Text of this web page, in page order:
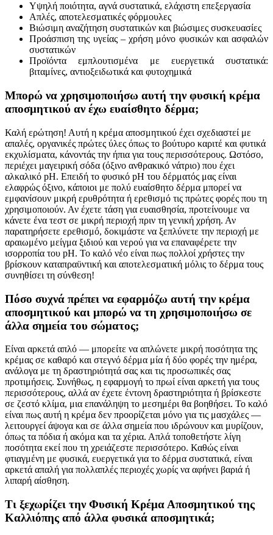
Υψηλή ποιότητα, αγνά συστατικά, ελάχιστη επεξεργασία
Απλές, αποτελεσματικές φόρμουλες
Βιώσιμη αναζήτηση συστατικών και βιώσιμες συσκευασίες
Προάσπιση της υγείας – χρήση μόνο φυσικών και ασφαλών
συστατικών
Προϊόντα εμπλουτισμένα με ευεργετικά συστατικά:
βιταμίνες, αντιοξειδωτικά και φυτοχημικά
Μπορώ να χρησιμοποιήσω αυτή την φυσική κρέμα
αποσμητικού αν έχω ευαίσθητο δέρμα;
Καλή ερώτηση! Αυτή η κρέμα αποσμητικού έχει σχεδιαστεί με
απαλές, οργανικές πρώτες ύλες όπως το βούτυρο καριτέ και φυτικά
εκχυλίσματα, κάνοντάς την ήπια για τους περισσότερους. Ωστόσο,
περιέχει μαγειρική σόδα (όξινο ανθρακικό νάτριο) που έχει
αλκαλικό pH. Επειδή το φυσικό pH του δέρματός μας είναι
ελαφρώς όξινο, κάποιοι με πολύ ευαίσθητο δέρμα μπορεί να
εμφανίσουν μικρή ερυθρότητα ή ερεθισμό τις πρώτες φορές που τη
χρησιμοποιούν. Αν έχετε τάση για ευαισθησία, προτείνουμε να
κάνετε ένα τεστ σε μικρή περιοχή πριν τη γενική χρήση. Αν
παρατηρήσετε ερεθισμό, δοκιμάστε να ξεπλύνετε την περιοχή με
αραιωμένο μείγμα ξιδιού και νερού για να επαναφέρετε την
ισορροπία του pH. Το καλό νέο είναι πως πολλοί χρήστες την
βρίσκουν καταπραϋντική και αποτελεσματική μόλις το δέρμα τους
συνηθίσει τη σύνθεση!
Πόσο συχνά πρέπει να εφαρμόζω αυτή την κρέμα
αποσμητικού και μπορώ να τη χρησιμοποιήσω σε
άλλα σημεία του σώματος;
Είναι αρκετά απλό — μπορείτε να απλώνετε μικρή ποσότητα της
κρέμας σε καθαρό και στεγνό δέρμα μία ή δύο φορές την ημέρα,
ανάλογα με τη δραστηριότητά σας και τις προσωπικές σας
προτιμήσεις. Συνήθως, η εφαρμογή το πρωί είναι αρκετή για τους
περισσότερους, αλλά αν έχετε έντονη δραστηριότητα ή βρίσκεστε
σε ζεστό κλίμα, μια επανάληψη το μεσημέρι θα βοηθήσει. Το καλό
είναι πως αυτή η κρέμα δεν προορίζεται μόνο για τις μασχάλες —
λειτουργεί άψογα και σε άλλα σημεία που ιδρώνουν και μυρίζουν,
όπως τα πόδια ή ακόμα και τα χέρια. Απλά τοποθετήστε λίγη
ποσότητα εκεί που τη χρειάζεστε περισσότερο. Καθώς είναι
φτιαγμένη με φυσικά, ευεργετικά για το δέρμα συστατικά, είναι
αρκετά απαλή για πολλαπλές περιοχές χωρίς να αφήνει βαριά ή
λιπαρή αίσθηση.
Τι ξεχωρίζει την Φυσική Κρέμα Αποσμητικού της
Καλλιόπης από άλλα φυσικά αποσμητικά;